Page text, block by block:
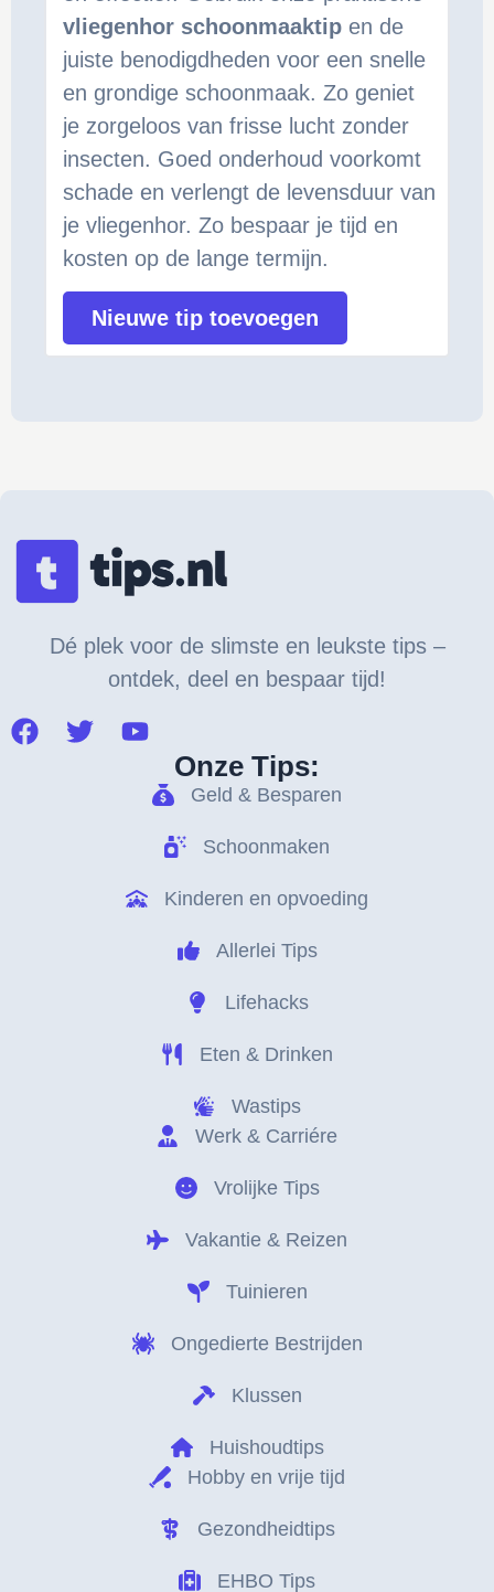
vliegenhor schoonmaaktip en de
juiste benodigdheden voor een snelle
en grondige schoonmaak. Zo geniet
je zorgeloos van frisse lucht zonder
insecten. Goed onderhoud voorkomt
schade en verlengt de levensduur van
je vliegenhor. Zo bespaar je tijd en
kosten op de lange termijn.
Nieuwe tip toevoegen
Dé plek voor de slimste en leukste tips –
ontdek, deel en bespaar tijd!
Onze Tips:
Geld & Besparen
Schoonmaken
Kinderen en opvoeding
Allerlei Tips
Lifehacks
Eten & Drinken
Wastips
Werk & Carriére
Vrolijke Tips
Vakantie & Reizen
Tuinieren
Ongedierte Bestrijden
Klussen
Huishoudtips
Hobby en vrije tijd
Gezondheidtips
EHBO Tips